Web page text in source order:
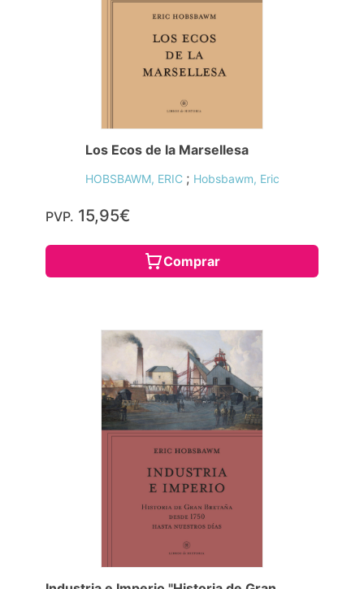
Los Ecos de la Marsellesa
HOBSBAWM, ERIC ; Hobsbawm, Eric
PVP. 15,95€
Comprar